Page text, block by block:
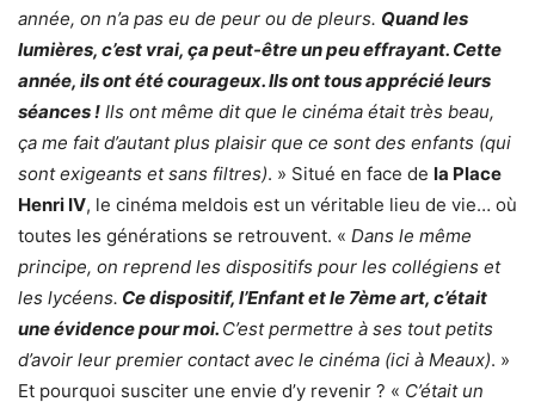
année, on n’a pas eu de peur ou de pleurs. Quand les
lumières, c’est vrai, ça peut-être un peu effrayant. Cette
année, ils ont été courageux. Ils ont tous apprécié leurs
séances ! Ils ont même dit que le cinéma était très beau,
ça me fait d’autant plus plaisir que ce sont des enfants (qui
sont exigeants et sans filtres). » Situé en face de la Place
Henri IV, le cinéma meldois est un véritable lieu de vie… où
toutes les générations se retrouvent. « Dans le même
principe, on reprend les dispositifs pour les collégiens et
les lycéens. Ce dispositif, l’Enfant et le 7ème art, c’était
une évidence pour moi. C’est permettre à ses tout petits
d’avoir leur premier contact avec le cinéma (ici à Meaux). »
Et pourquoi susciter une envie d’y revenir ? « C’était un